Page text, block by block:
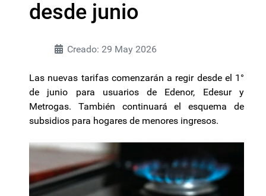
desde junio
Creado: 29 May 2026
Las nuevas tarifas comenzarán a regir desde el 1°
de junio para usuarios de Edenor, Edesur y
Metrogas. También continuará el esquema de
subsidios para hogares de menores ingresos.